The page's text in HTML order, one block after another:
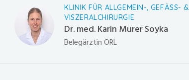
KLINIK FÜR ALLGEMEIN-, GEFÄSS- &
VISZERALCHIRURGIE
Dr. med. Karin Murer Soyka
Belegärztin ORL